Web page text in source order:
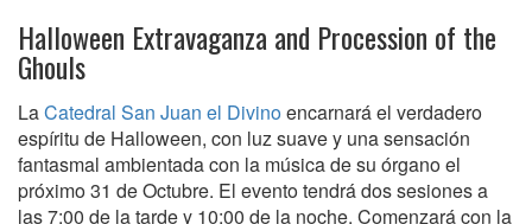
Halloween Extravaganza and Procession of the
Ghouls
LaCatedral San Juan el Divinoencarnará el verdadero
espíritu de Halloween, con luz suave y una sensación
fantasmal ambientada con la música de su órgano el
próximo 31 de Octubre. El evento tendrá dos sesiones a
las 7:00 de la tarde y 10:00 de la noche. Comenzará con la